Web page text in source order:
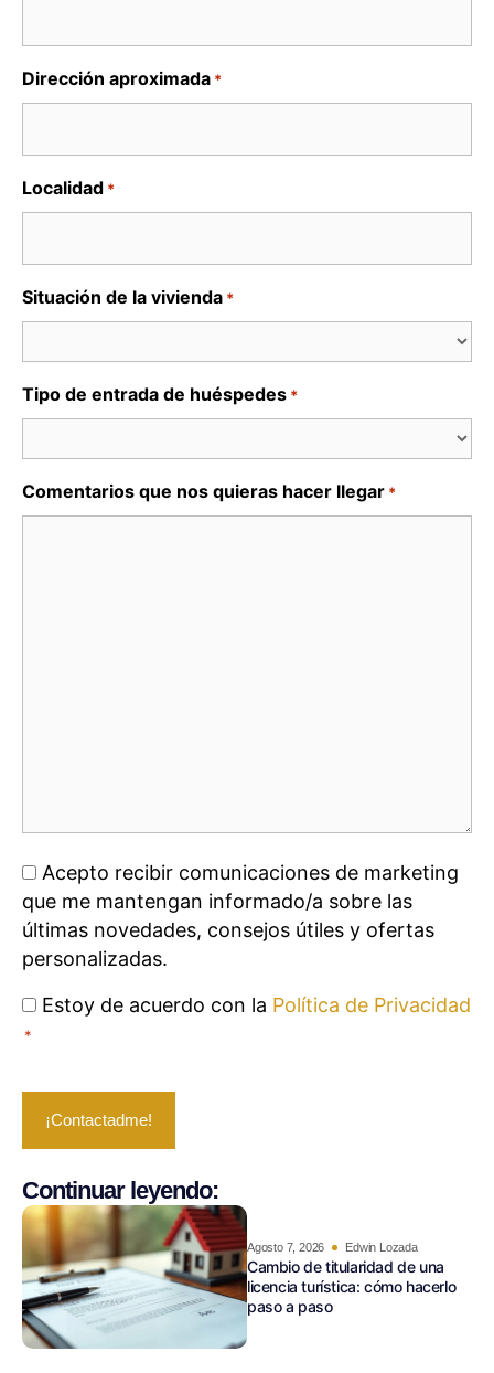
Dirección aproximada *
Localidad *
Situación de la vivienda *
Tipo de entrada de huéspedes *
Comentarios que nos quieras hacer llegar *
Consentimiento
Marketing
Acepto recibir comunicaciones de marketing
que me mantengan informado/a sobre las
últimas novedades, consejos útiles y ofertas
personalizadas.
Consentimiento
*
Estoy de acuerdo con la Política de Privacidad
*
Continuar leyendo:
Agosto 7, 2026 Edwin Lozada
Cambio de titularidad de una
licencia turística: cómo hacerlo
paso a paso